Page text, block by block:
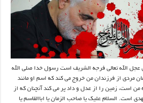
عجل الله تعالی فرجه الشریف است رسول خدا صلی الله
مردی از فرزندان من خروج می کند که اسم او مانند
من است، زمین را از عدل و داد پر می کند آنچنان که از
السلام علیک یا صاحب الزمان یا اباالقاسم یا